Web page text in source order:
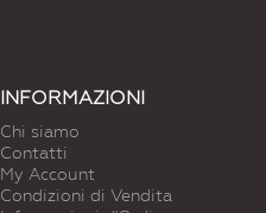
INFORMAZIONI
Chi siamo
Contatti
My Account
Condizioni di Vendita